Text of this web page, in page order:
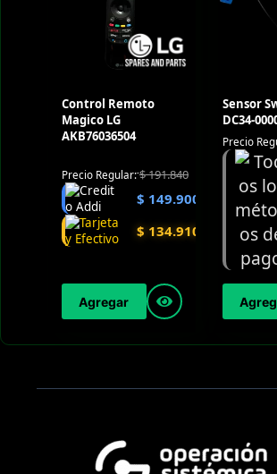
Control Remoto
Magico LG
AKB76036504
Precio Regular:$191.840
$ 149.900
$ 134.910
Agregar
Sensor
DC34-
Precio